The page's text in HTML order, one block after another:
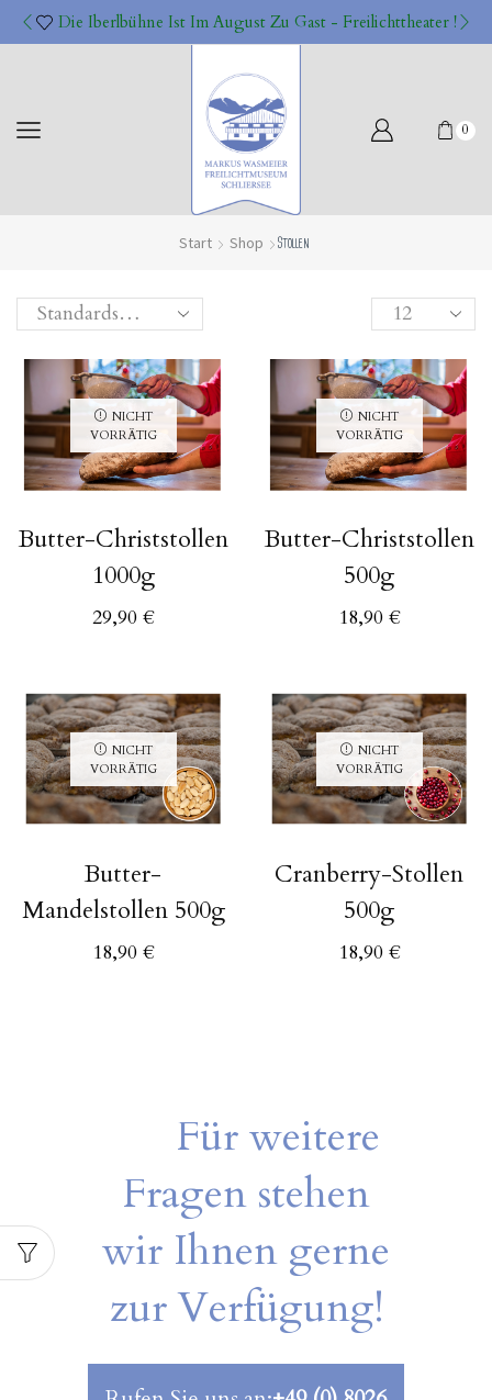
Die Iberlbühne Ist Im August Zu Gast - Freilichttheater !
0
Start Shop Stollen
Products
per
page
NICHT
VORRÄTIG
Butter-Christstollen
1000g
29,90 €
NICHT
VORRÄTIG
Butter-Christstollen
500g
18,90 €
NICHT
VORRÄTIG
Butter-
Mandelstollen 500g
18,90 €
NICHT
VORRÄTIG
Cranberry-Stollen
500g
18,90 €
Für weitere
Fragen stehen
wir Ihnen gerne
zur Verfügung!